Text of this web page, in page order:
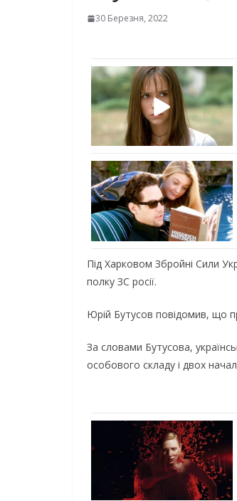
30 Березня, 2022
Під Харковом Збройні Сили
полку ЗС росії.
Юрій Бутусов повідомив, що
За словами Бутусова,
особового складу і двох